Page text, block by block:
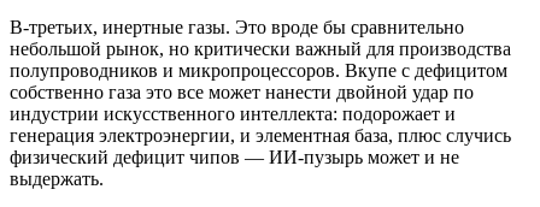
В-третьих, инертные газы. Это вроде бы сравнительно
небольшой рынок, но критически важный для производства
полупроводников и микропроцессоров. Вкупе с дефицитом
собственно газа это все может нанести двойной удар по
индустрии искусственного интеллекта: подорожает и
генерация электроэнергии, и элементная база, плюс случись
физический дефицит чипов — ИИ-пузырь может и не
выдержать.